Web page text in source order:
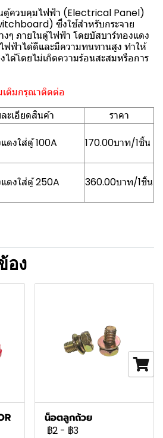
ตู้ควบคุมไฟฟ้า (Electrical Panel)
ซึ่งใช้สำหรับกระจาย
งๆ ภายในตู้ไฟฟ้า โดยบัสบาร์ทองแดง
ฟฟ้าได้ดีและมีความทนทานสูง ทำให้
ได้โดยไม่เกิดความร้อนสะสมหรือการ
ติมกรุณาติดต่อ
ะเอียดสินค้า
ราคา
ดงใส่ตู้ 100A
170.00บาท/1ชิ้น
ดงใส่ตู้ 250A 360.00บาท/1ชิ้น
อง
น็อตลูกถ้วย
฿2 - ฿3